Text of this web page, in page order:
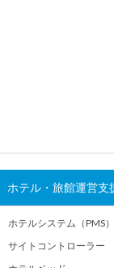
ホテル・旅館運営支
ホテルシステム（PMS）
サイトコントローラー